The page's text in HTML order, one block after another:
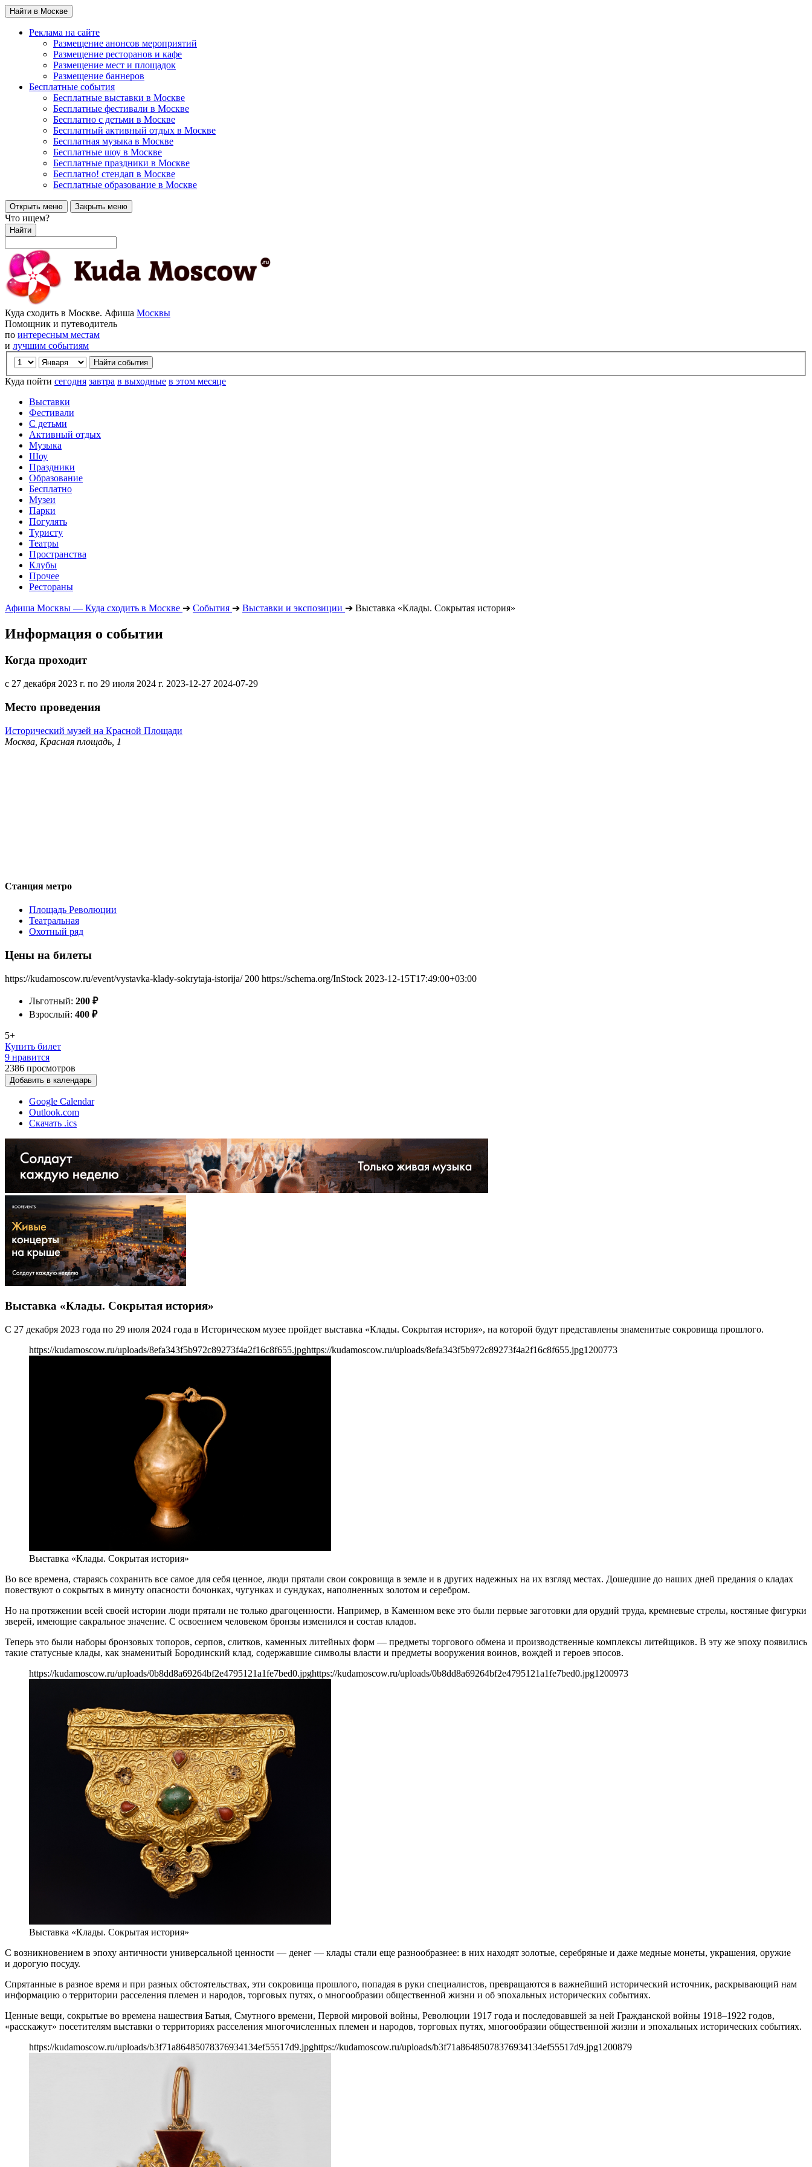
Найти в Москве
Реклама на сайте
Размещение анонсов мероприятий
Размещение ресторанов и кафе
Размещение мест и площадок
Размещение баннеров
Бесплатные события
Бесплатные выставки в Москве
Бесплатные фестивали в Москве
Бесплатно с детьми в Москве
Бесплатный активный отдых в Москве
Бесплатная музыка в Москве
Бесплатные шоу в Москве
Бесплатные праздники в Москве
Бесплатно! стендап в Москве
Бесплатные образование в Москве
Открыть меню Закрыть меню
Что ищем?
Найти
Куда сходить в Москве. Афиша Москвы
Помощник и путеводитель
по интересным местам
и лучшим событиям
Куда пойти сегодня завтра в выходные в этом месяце
Выставки
Фестивали
С детьми
Активный отдых
Музыка
Шоу
Праздники
Образование
Бесплатно
Музеи
Парки
Погулять
Туристу
Театры
Пространства
Клубы
Прочее
Рестораны
Афиша Москвы — Куда сходить в Москве ➔ События ➔ Выставки и экспозиции ➔ Выставка «Клады. Сокрытая история»
Информация о событии
Когда проходит
с 27 декабря 2023 г. по 29 июля 2024 г. 2023-12-27 2024-07-29
Место проведения
Исторический музей на Красной Площади
Москва, Красная площадь, 1
Станция метро
Площадь Революции
Театральная
Охотный ряд
Цены на билеты
https://kudamoscow.ru/event/vystavka-klady-sokrytaja-istorija/ 200 https://schema.org/InStock 2023-12-15T17:49:00+03:00
Льготный: 200 ₽
Взрослый: 400 ₽
5+
Купить билет
9 нравится
2386 просмотров
Добавить в календарь
Google Calendar
Outlook.com
Скачать .ics
Выставка «Клады. Сокрытая история»
С 27 декабря 2023 года по 29 июля 2024 года в Историческом музее пройдет выставка «Клады. Сокрытая история», на которой будут представлены знаменитые сокровища прошлого.
https://kudamoscow.ru/uploads/8efa343f5b972c89273f4a2f16c8f655.jpghttps://kudamoscow.ru/uploads/8efa343f5b972c89273f4a2f16c8f655.jpg1200773
Выставка «Клады. Сокрытая история»
Во все времена, стараясь сохранить все самое для себя ценное, люди прятали свои сокровища в земле и в других надежных на их взгляд местах. Дошедшие до наших дней предания о кладах
повествуют о сокрытых в минуту опасности бочонках, чугунках и сундуках, наполненных золотом и серебром.
Но на протяжении всей своей истории люди прятали не только драгоценности. Например, в Каменном веке это были первые заготовки для орудий труда, кремневые стрелы, костяные фигурки
зверей, имеющие сакральное значение. С освоением человеком бронзы изменился и состав кладов.
Теперь это были наборы бронзовых топоров, серпов, слитков, каменных литейных форм — предметы торгового обмена и производственные комплексы литейщиков. В эту же эпоху появились
такие статусные клады, как знаменитый Бородинский клад, содержавшие символы власти и предметы вооружения воинов, вождей и героев эпосов.
https://kudamoscow.ru/uploads/0b8dd8a69264bf2e4795121a1fe7bed0.jpghttps://kudamoscow.ru/uploads/0b8dd8a69264bf2e4795121a1fe7bed0.jpg1200973
Выставка «Клады. Сокрытая история»
С возникновением в эпоху античности универсальной ценности — денег — клады стали еще разнообразнее: в них находят золотые, серебряные и даже медные монеты, украшения, оружие
и дорогую посуду.
Спрятанные в разное время и при разных обстоятельствах, эти сокровища прошлого, попадая в руки специалистов, превращаются в важнейший исторический источник, раскрывающий нам
информацию о территории расселения племен и народов, торговых путях, о многообразии общественной жизни и об эпохальных исторических событиях.
Ценные вещи, сокрытые во времена нашествия Батыя, Смутного времени, Первой мировой войны, Революции 1917 года и последовавшей за ней Гражданской войны 1918–1922 годов,
«расскажут» посетителям выставки о территориях расселения многочисленных племен и народов, торговых путях, многообразии общественной жизни и эпохальных исторических событиях.
https://kudamoscow.ru/uploads/b3f71a86485078376934134ef55517d9.jpghttps://kudamoscow.ru/uploads/b3f71a86485078376934134ef55517d9.jpg1200879